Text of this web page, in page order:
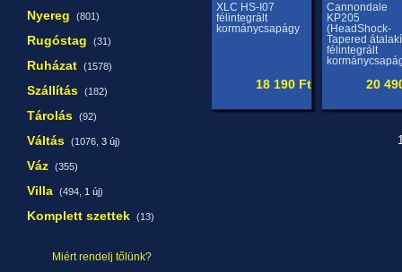
Nyereg (801)
Rugóstag (31)
Ruházat (1578)
Szállítás (182)
Tárolás (92)
Váltás (1076, 3 új)
Váz (355)
Villa (494, 1 új)
Komplett szettek (13)
Miért rendelj tőlünk?
XLC HS-I07
félintegrált
kormánycsapágy
18 190 Ft
Cannondale
KP205
(HeadShock-
Tapered
félintegrált
20